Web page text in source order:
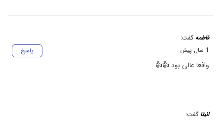
فاطمه گفت:
پاسخ
1 سال پیش
وافعا عالی بود 👍👍
انیتا گفت: